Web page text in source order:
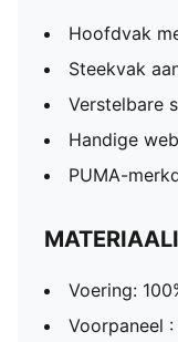
Hoofdvak
Steekvak
Verstelbare
Handige
PUMA-
Voering:
Voorpaneel